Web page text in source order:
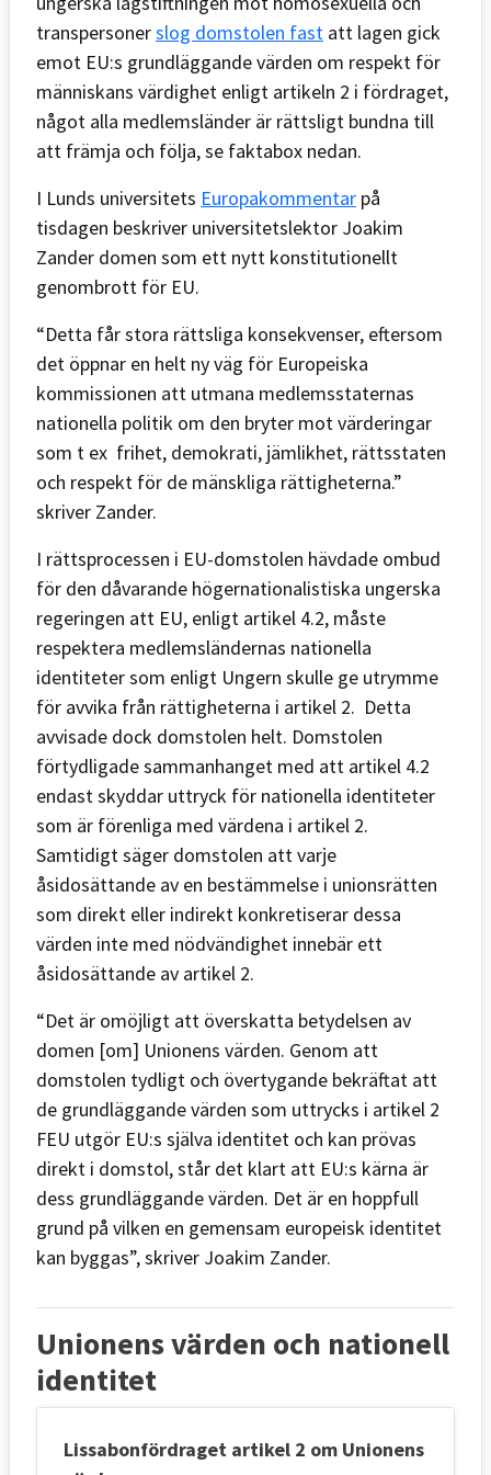
transpersonerslog domstolen fast att lagen gick
emot EU:s grundläggande värden om respekt för
människans värdighet enligt artikeln 2 i fördraget,
något alla medlemsländer är rättsligt bundna till
att främja och följa, se faktabox nedan.
I Lunds universitets Europakommentar på
tisdagen beskriver universitetslektor Joakim
Zander domen som ett nytt konstitutionellt
genombrott för EU.
“Detta får stora rättsliga konsekvenser, eftersom
det öppnar en helt ny väg för Europeiska
kommissionen att utmana medlemsstaternas
nationella politik om den bryter mot värderingar
som t ex frihet, demokrati, jämlikhet, rättsstaten
och respekt för de mänskliga rättigheterna.”
skriver Zander.
I rättsprocessen i EU-domstolen hävdade ombud
för den dåvarande högernationalistiska ungerska
regeringen att EU, enligt artikel 4.2, måste
respektera medlemsländernas nationella
identiteter som enligt Ungern skulle ge utrymme
för avvika från rättigheterna i artikel 2. Detta
avvisade dock domstolen helt. Domstolen
förtydligade sammanhanget med att artikel 4.2
endast skyddar uttryck för nationella identiteter
som är förenliga med värdena i artikel 2.
Samtidigt säger domstolen att varje
åsidosättande av en bestämmelse i unionsrätten
som direkt eller indirekt konkretiserar dessa
värden inte med nödvändighet innebär ett
åsidosättande av artikel 2.
“Det är omöjligt att överskatta betydelsen av
domen [om] Unionens värden. Genom att
domstolen tydligt och övertygande bekräftat att
de grundläggande värden som uttrycks i artikel 2
FEU utgör EU:s själva identitet och kan prövas
direkt i domstol, står det klart att EU:s kärna är
dess grundläggande värden. Det är en hoppfull
grund på vilken en gemensam europeisk identitet
kan byggas”, skriver Joakim Zander.
Unionens värden och nationell
identitet
Lissabonfördraget artikel 2 om Unionens